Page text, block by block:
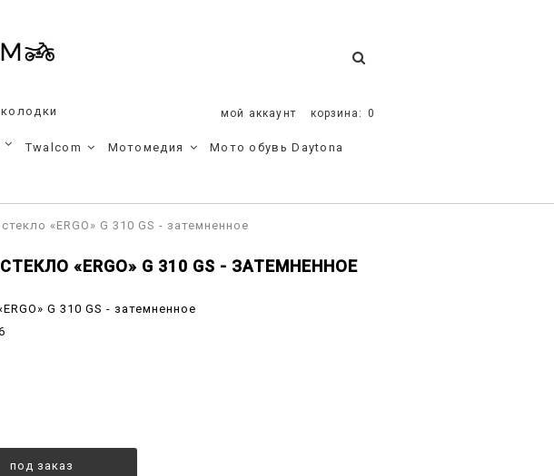
мой аккаунт корзина: 0
Twalcom Мотомедия Мото обувь Daytona
«ERGO» G 310 GS - затемненное
«ERGO» G 310 GS - ЗАТЕМНЕННОЕ
G 310 GS - затемненное
под заказ